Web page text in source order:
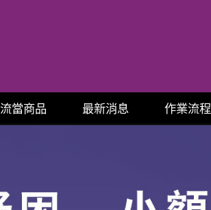
流當商品 最新消息 作業流程